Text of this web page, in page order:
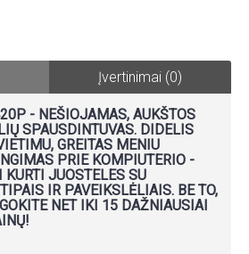
Įvertinimai (0)
- NEŠIOJAMAS, AUKŠTOS
SPAUSDINTUVAS. DIDELIS
GREITAS MENIU
PRIE KOMPIUTERIO -
KURTI JUOSTELES SU
IR PAVEIKSLĖLIAIS. BE TO,
NET IKI 15 DAŽNIAUSIAI